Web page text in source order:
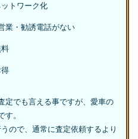
トワーク化
業・勧誘電話がない
定でも言える事ですが、愛車の
。
ので、通常に査定依頼するより